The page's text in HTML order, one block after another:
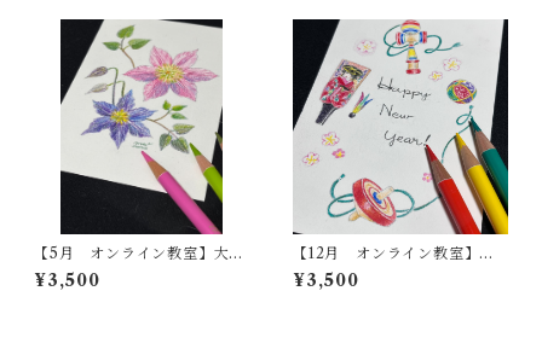
【5月 オンライン教室】大人
のアート塗り絵
¥3,500
【12月 オンライン教室】大
人のアート塗り絵
¥3,500